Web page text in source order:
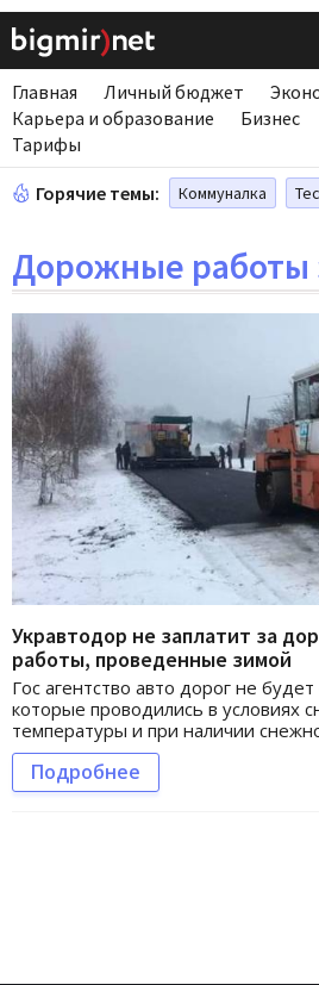
Главная Личный бюджет
Карьера и образование
Бизнес
Тарифы
Горячие темы: Коммуналка
Дорожные работы
Укравтодор не заплатит за
работы, проведенные зимой
Гос агентство авто дорог не
которые проводились в условиях
температуры и при наличии
Подробнее